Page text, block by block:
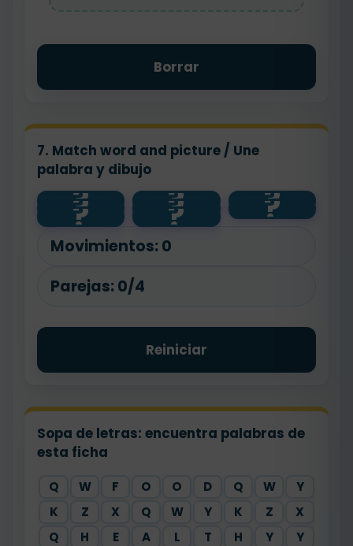
Borrar
7. Match word and picture / Une
palabra y dibujo
?
train ?
🚲 ?
bike
?
🚌 ?
bus ?
🚗
?
🚆 ?
car
Movimientos: 0
Parejas: 0/4
Reiniciar
Sopa de letras: encuentra palabras de
esta ficha
Q W F O O D Q W
Y
K
Z X Q W Y K Z
X
Q
H E A L T H Y
Y